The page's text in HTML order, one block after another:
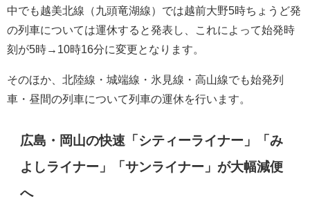
中でも越美北線（九頭竜湖線）では越前大野5時ちょうど発
の列車については運休すると発表し、これによって始発時
刻が5時→10時16分に変更となります。
そのほか、北陸線・城端線・氷見線・高山線でも始発列
車・昼間の列車について列車の運休を行います。
広島・岡山の快速「シティーライナー」「み
よしライナー」「サンライナー」が大幅減便
へ